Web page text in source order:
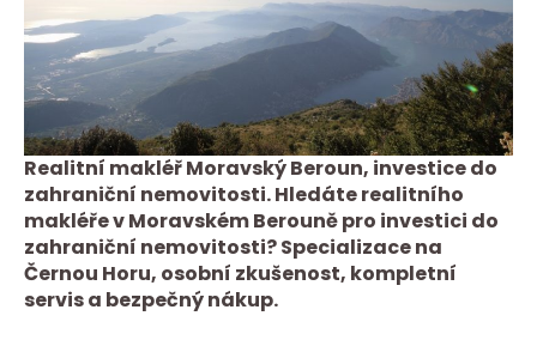
Realitní makléř Moravský Beroun, investice do
zahraniční nemovitosti. Hledáte realitního
makléře v Moravském Berouně pro investici do
zahraniční nemovitosti? Specializace na
Černou Horu, osobní zkušenost, kompletní
servis a bezpečný nákup.